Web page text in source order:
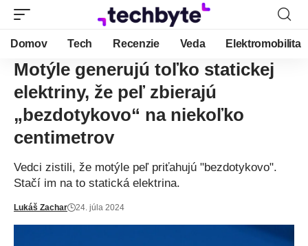
Domov Tech Recenzie Veda Elektromobilita
Motýle generujú toľko statickej
elektriny, že peľ zbierajú
„bezdotykovo“ na niekoľko
centimetrov
Vedci zistili, že motýle peľ priťahujú "bezdotykovo".
Stačí im na to statická elektrina.
Lukáš Zachar 24. júla 2024